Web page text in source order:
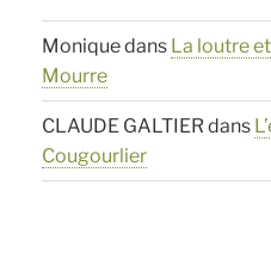
Moniquedans La loutre
Mourre
CLAUDE GALTIERdans
Cougourlier